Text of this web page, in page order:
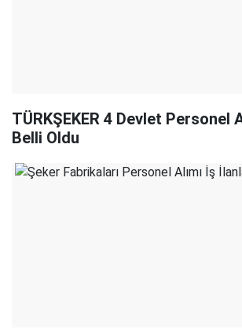
TÜRKŞEKER 4 Devlet Personel
Belli Oldu